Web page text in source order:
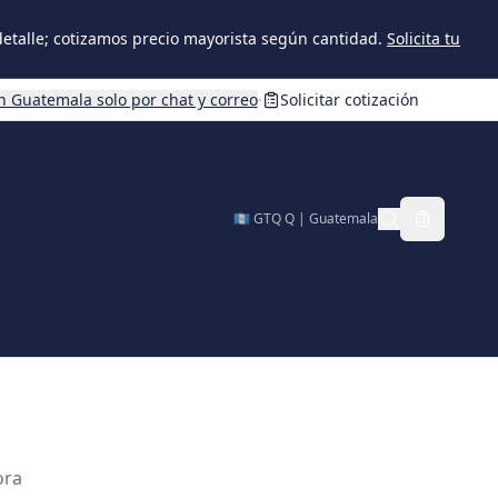
cotizamos precio mayorista según cantidad. Solicita tu
Guatemala solo por chat y correo· Solicitar cotización
🇬🇹 GTQ Q | Guatemala